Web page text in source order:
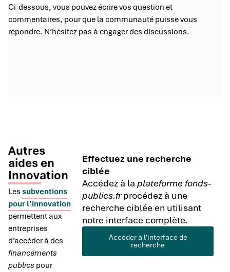
Ci-dessous, vous pouvez écrire vos question et
commentaires, pour que la communauté puisse vous
répondre. N’hésitez pas à engager des discussions.
Autres
aides en
Innovation
Les subventions
pour l’innovation
permettent aux
entreprises
d’accéder à des
financements
publics pour
Effectuez une recherche
ciblée
Accédez à laplateforme fonds-
publics.frprocédez à une
recherche ciblée en utilisant
notre interface complète.
Accéder à l'interface de
recherche